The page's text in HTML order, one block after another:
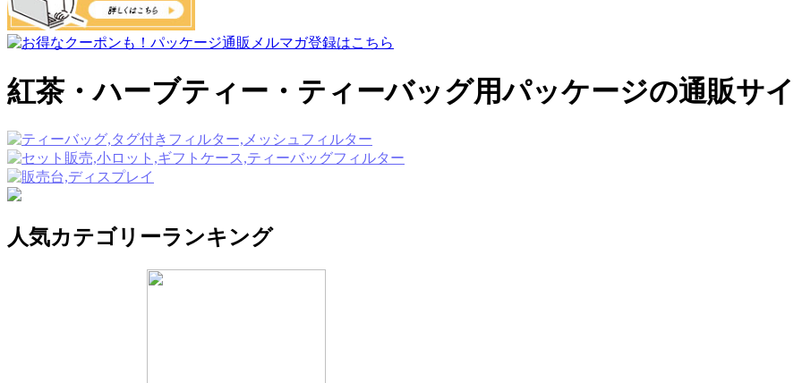
紅茶・ハーブティー・ティーバッグ用パッケージの通販サイ
人気カテゴリーランキング